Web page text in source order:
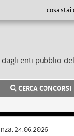
enti pubblici
CERCA CONCORSI
24.06.2026